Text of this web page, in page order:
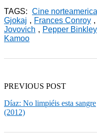
TAGS: Cine
Gjokaj , Frances Conroy ,
Jovovich , Pepper Binkley
Kamoo
PREVIOUS POST
Díaz: No limpiéis esta sangre
(2012)